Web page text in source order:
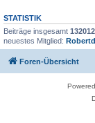
STATISTIK
Beiträge insgesamt 132012
neuestes Mitglied:
Foren-Übersicht